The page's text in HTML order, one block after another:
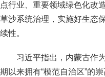
点行业、重要领域绿色化改
草沙系统治理，实施好生态
续性。
习近平指出，内蒙古作
期以来拥有“模范自治区”的